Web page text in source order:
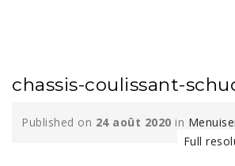
chassis-coulissant-
Published on 24 août 2020 in
Full